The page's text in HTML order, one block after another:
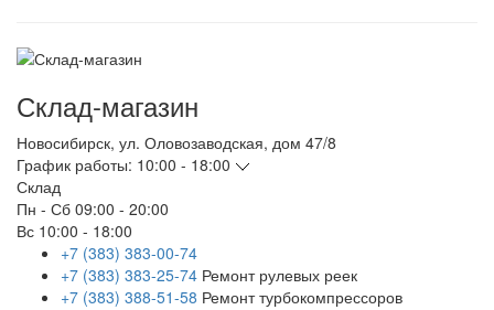
Склад-магазин
Новосибирск, ул. Оловозаводская, дом 47/8
График работы: 10:00 - 18:00
Склад
Пн - Сб 09:00 - 20:00
Вс 10:00 - 18:00
+7 (383) 383-00-74
+7 (383) 383-25-74 Ремонт рулевых реек
+7 (383) 388-51-58 Ремонт турбокомпрессоров